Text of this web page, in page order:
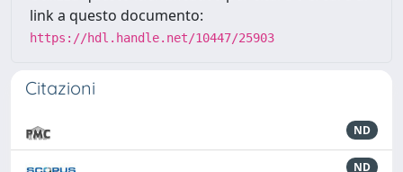
link a questo documento:
https://hdl.handle.net/10447/25903
Citazioni
ND
ND